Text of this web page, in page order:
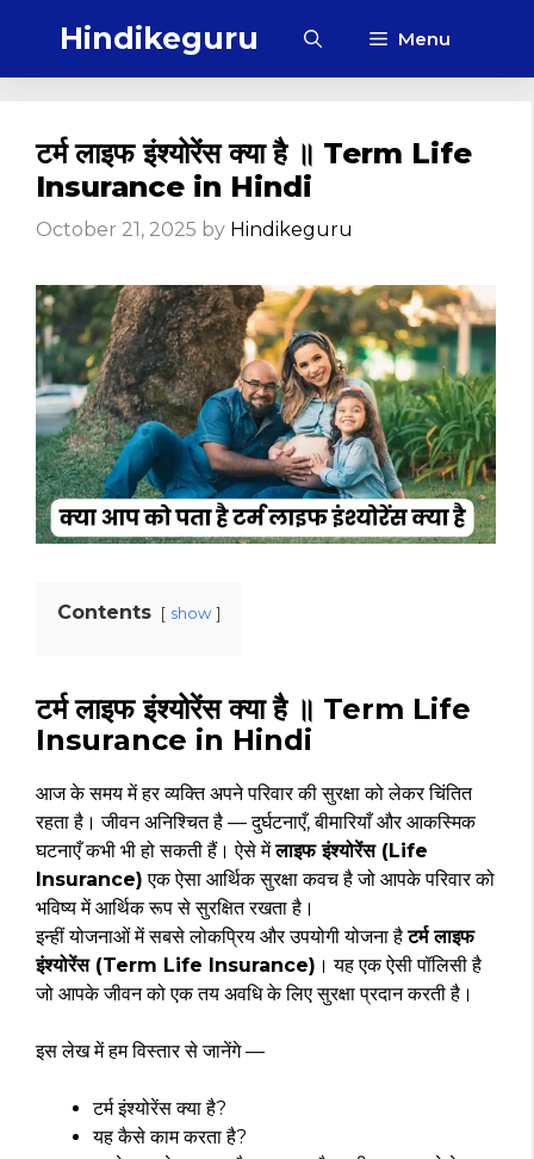
Hindikeguru Menu
टर्म लाइफ इंश्योरेंस क्या है ॥ Term Life
Insurance in Hindi
October 21, 2025 by Hindikeguru
Contents show
टर्म लाइफ इंश्योरेंस क्या है ॥ Term Life
Insurance in Hindi
आज के समय में हर व्यक्ति अपने परिवार की सुरक्षा को लेकर चिंतित
रहता है। जीवन अनिश्चित है — दुर्घटनाएँ, बीमारियाँ और आकस्मिक
घटनाएँ कभी भी हो सकती हैं। ऐसे मेंलाइफ इंश्योरेंस (Life
Insurance) एक ऐसा आर्थिक सुरक्षा कवच है जो आपके परिवार को
भविष्य में आर्थिक रूप से सुरक्षित रखता है।
इन्हीं योजनाओं में सबसे लोकप्रिय और उपयोगी योजना हैटर्म लाइफ
इंश्योरेंस (Term Life Insurance) । यह एक ऐसी पॉलिसी है
जो आपके जीवन को एक तय अवधि के लिए सुरक्षा प्रदान करती है।
इस लेख में हम विस्तार से जानेंगे —
टर्म इंश्योरेंस क्या है?
यह कैसे काम करता है?